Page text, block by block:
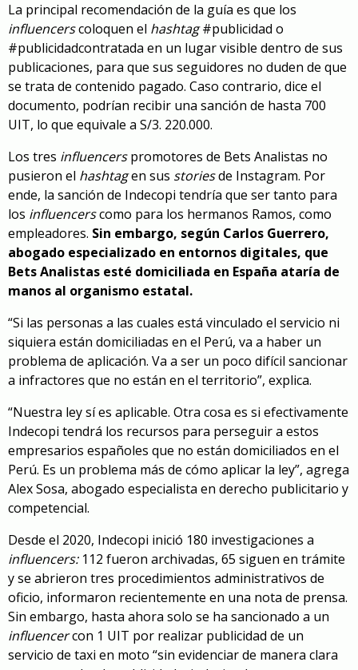
La principal recomendación de la guía es que los
influencerscoloquen el hashtag#publicidad o
#publicidadcontratada en un lugar visible dentro de sus
publicaciones, para que sus seguidores no duden de que
se trata de contenido pagado. Caso contrario, dice el
documento, podrían recibir una sanción de hasta 700
UIT, lo que equivale a S/3. 220.000.
Los tres influencerspromotores de Bets Analistas no
pusieron el hashtagen sus storiesde Instagram. Por
ende, la sanción de Indecopi tendría que ser tanto para
los influencerscomo para los hermanos Ramos, como
empleadores. Sin embargo, según Carlos Guerrero,
abogado especializado en entornos digitales, que
Bets Analistas esté domiciliada en España ataría de
manos al organismo estatal.
“Si las personas a las cuales está vinculado el servicio ni
siquiera están domiciliadas en el Perú, va a haber un
problema de aplicación. Va a ser un poco difícil sancionar
a infractores que no están en el territorio”, explica.
“Nuestra ley sí es aplicable. Otra cosa es si efectivamente
Indecopi tendrá los recursos para perseguir a estos
empresarios españoles que no están domiciliados en el
Perú. Es un problema más de cómo aplicar la ley”, agrega
Alex Sosa, abogado especialista en derecho publicitario y
competencial.
Desde el 2020, Indecopi inició 180 investigaciones a
influencers: 112 fueron archivadas, 65 siguen en trámite
y se abrieron tres procedimientos administrativos de
oficio, informaron recientemente en una nota de prensa.
Sin embargo, hasta ahora solo se ha sancionado a un
influencercon 1 UIT por realizar publicidad de un
servicio de taxi en moto “sin evidenciar de manera clara